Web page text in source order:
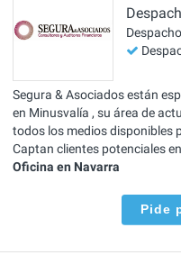
Segura & Asociados están
en Minusvalía , su área de
todos los medios disponibles
Captan clientes potenciales
Oficina en Navarra
Pide